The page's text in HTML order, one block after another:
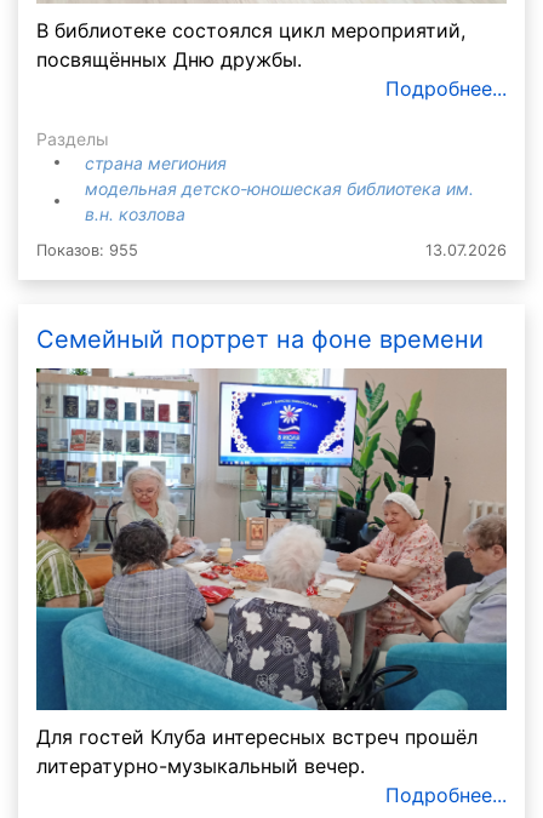
В библиотеке состоялся цикл мероприятий,
посвящённых Дню дружбы.
Подробнее...
Разделы
страна мегиония
модельная детско-юношеская библиотека им.
в.н. козлова
Показов: 955 13.07.2026
Семейный портрет на фоне времени
Для гостей Клуба интересных встреч прошёл
литературно-музыкальный вечер.
Подробнее...